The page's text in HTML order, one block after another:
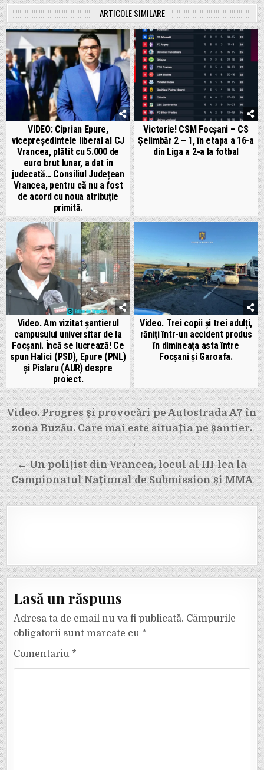
ARTICOLE SIMILARE
VIDEO: Ciprian Epure,
vicepreședintele liberal al CJ
Vrancea, plătit cu 5.000 de
euro brut lunar, a dat în
judecată… Consiliul Județean
Vrancea, pentru că nu a fost
de acord cu noua atribuție
primită.
Victorie! CSM Focșani – CS
Șelimbăr 2 – 1, în etapa a 16-a
din Liga a 2-a la fotbal
Video. Am vizitat șantierul
campusului universitar de la
Focșani. Încă se lucrează! Ce
spun Halici (PSD), Epure (PNL)
și Pîslaru (AUR) despre
proiect.
Video. Trei copii și trei adulți,
răniți într-un accident produs
în dimineața asta între
Focșani și Garoafa.
Navigare
în
articole
Video. Progres și provocări pe Autostrada A7 în
zona Buzău. Care mai este situația pe șantier.
→
← Un polițist din Vrancea, locul al III-lea la
Campionatul Național de Submission și MMA
Lasă un răspuns
Adresa ta de email nu va fi publicată. Câmpurile
obligatorii sunt marcate cu *
Comentariu *